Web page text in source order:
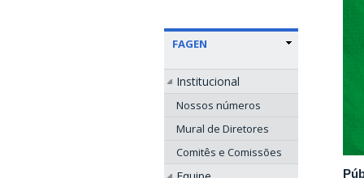
FAGEN
Institucional
Nossos números
Mural de Diretores
Comitês e Comissões